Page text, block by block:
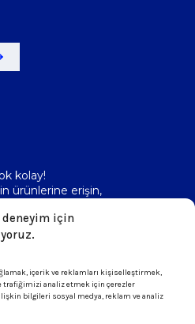
deneyim için
içerik ve reklamları kişiselleştirmek,
trafiğimizi analiz etmek için çerezler
ilişkin bilgileri sosyal medya, reklam ve analiz
kolay!
ürünlerine erişin,